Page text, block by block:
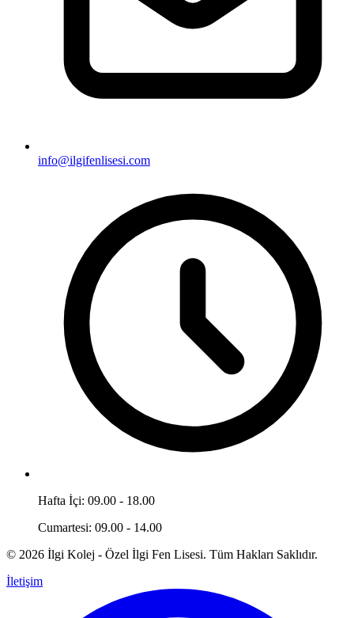
info@ilgifenlisesi.com
Hafta İçi: 09.00 - 18.00
Cumartesi: 09.00 - 14.00
© 2026 İlgi Kolej - Özel İlgi Fen Lisesi. Tüm Hakları Saklıdır.
İletişim